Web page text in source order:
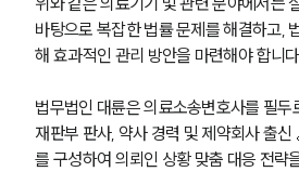
바탕으로 복잡한 법률 문제를 해결하고,
해 효과적인 관리 방안을 마련해야 합니
법무법인 대륜은 의료소송변호사를 필두
재판부 판사, 약사 경력 및 제약회사 출신
를 구성하여 의뢰인 상황 맞춤 대응 전략